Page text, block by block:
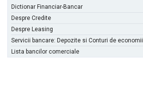
Dictionar Financiar-Bancar
Despre Credite
Despre Leasing
Servicii bancare: Depozite si Conturi de economii
Lista bancilor comerciale